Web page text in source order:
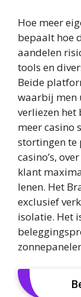
Hoe meer
bepaalt hoe
aandelen
tools en
Beide
waarbij men
verliezen het
meer casino
stortingen te
casino’s,
klant
lenen. Het
exclusief
isolatie. Het